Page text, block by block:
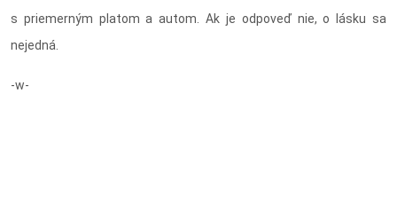
s priemerným platom a autom. Ak je odpoveď nie, o lásku sa
nejedná.
-w-